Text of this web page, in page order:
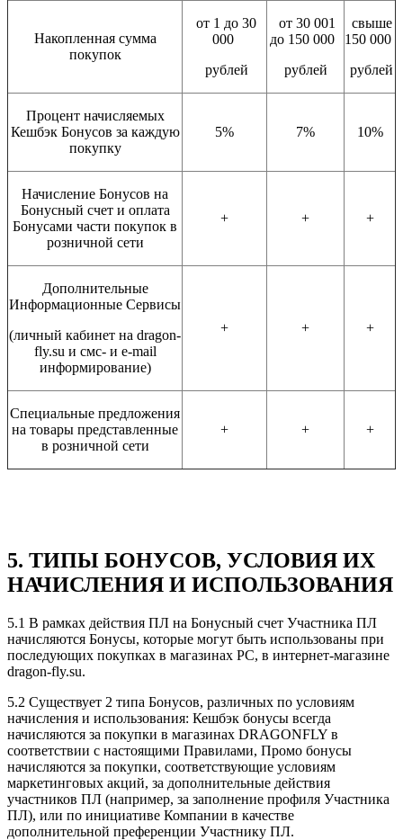
Накопленная сумма
покупок
от 1 до 30
000
рублей
от 30 001
до 150 000
рублей
свыше
150 000
рублей
Процент начисляемых
Кешбэк Бонусов за каждую
покупку
5% 7% 10%
Начисление Бонусов на
Бонусный счет и оплата
Бонусами части покупок в
розничной сети
+ + +
Дополнительные
Информационные Сервисы
(личный кабинет на dragon-
fly.su и смс- и e-mail
информирование)
+ + +
Специальные предложения
на товары представленные
в розничной сети
+ + +
5. ТИПЫ БОНУСОВ, УСЛОВИЯ ИХ
НАЧИСЛЕНИЯ И ИСПОЛЬЗОВАНИЯ
5.1 В рамках действия ПЛ на Бонусный счет Участника ПЛ
начисляются Бонусы, которые могут быть использованы при
последующих покупках в магазинах РС, в интернет-магазине
dragon-fly.su.
5.2 Существует 2 типа Бонусов, различных по условиям
начисления и использования: Кешбэк бонусы всегда
начисляются за покупки в магазинах DRAGONFLY в
соответствии с настоящими Правилами, Промо бонусы
начисляются за покупки, соответствующие условиям
маркетинговых акций, за дополнительные действия
участников ПЛ (например, за заполнение профиля Участника
ПЛ), или по инициативе Компании в качестве
дополнительной преференции Участнику ПЛ.